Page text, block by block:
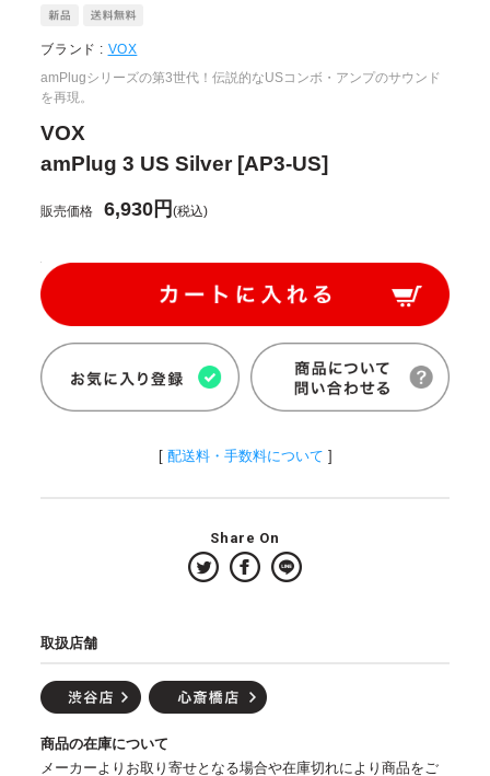
ブランド : VOX
amPlugシリーズの第3世代！伝説的なUSコンボ・アンプのサウンド
を再現。
VOX
amPlug 3 US Silver [AP3-US]
販売価格 6,930円(税込)
[ 配送料・手数料について ]
Share On
取扱店舗
商品の在庫について
メーカーよりお取り寄せとなる場合や在庫切れにより商品をご